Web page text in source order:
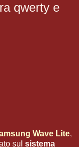
qwerty e
Wave Lite,
sul sistema